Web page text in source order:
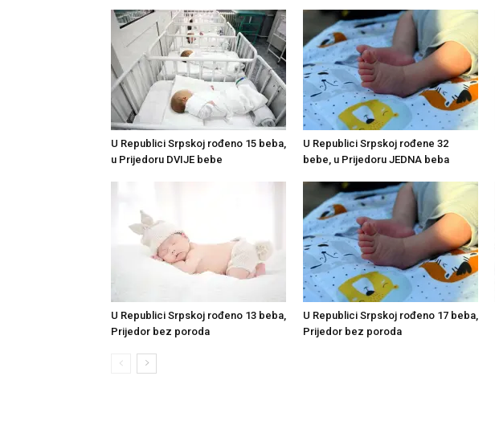
U Republici Srpskoj rođeno 15 beba,
u Prijedoru DVIJE bebe
U Republici Srpskoj rođene 32
bebe, u Prijedoru JEDNA beba
U Republici Srpskoj rođeno 13 beba,
Prijedor bez poroda
U Republici Srpskoj rođeno 17 beba,
Prijedor bez poroda